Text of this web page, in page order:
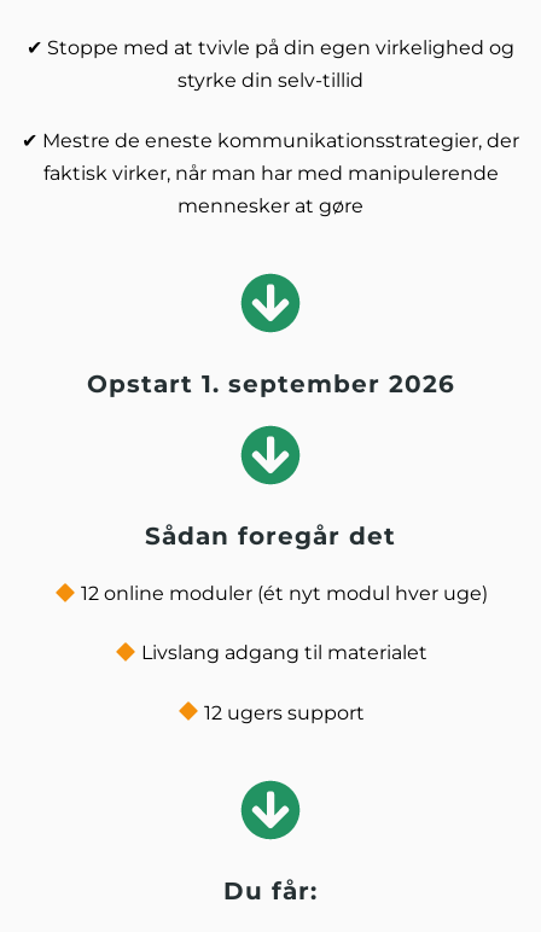
✔ Stoppe med at tvivle på din egen virkelighed og
styrke din selv-tillid
✔ Mestre de eneste kommunikationsstrategier, der
faktisk virker, når man har med manipulerende
mennesker at gøre
Opstart 1. september 2026
Sådan foregår det
12 online moduler (ét nyt modul hver uge)
Livslang adgang til materialet
12 ugers support
Du får: